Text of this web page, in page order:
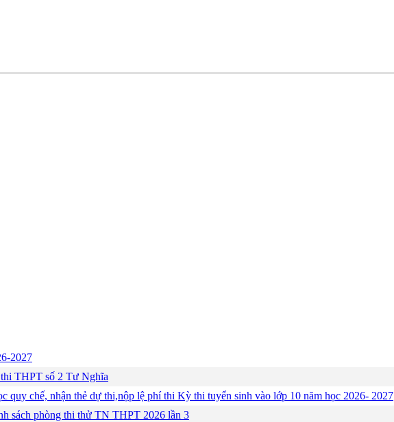
2027
THPT số 2 Tư Nghĩa
quy chế, nhận thẻ dự thi,nộp lệ phí thi Kỳ thi tuyển sinh vào lớp 10 năm học 2026- 2027
sách phòng thi thử TN THPT 2026 lần 3